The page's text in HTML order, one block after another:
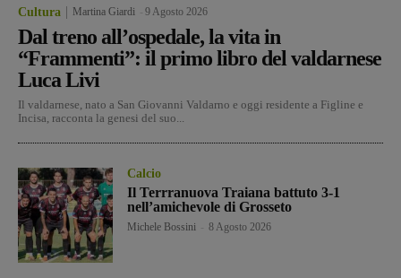
Cultura Martina Giardi 9 Agosto 2026
Dal treno all’ospedale, la vita in
“Frammenti”: il primo libro del valdarnese
Luca Livi
Il valdarnese, nato a San Giovanni Valdarno e oggi residente a Figline e
Incisa, racconta la genesi del suo...
Calcio
Il Terrranuova Traiana battuto 3-1
nell’amichevole di Grosseto
Michele Bossini 8 Agosto 2026